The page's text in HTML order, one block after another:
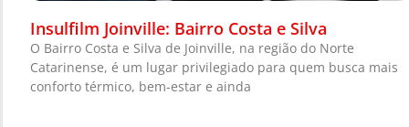
Insulfilm Joinville: Bairro Costa e Silva
O Bairro Costa e Silva de Joinville, na região do Norte
Catarinense, é um lugar privilegiado para quem busca mais
conforto térmico, bem-estar e ainda